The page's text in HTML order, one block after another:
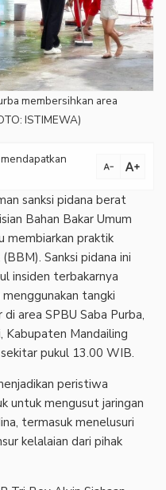
membersihkan area
ISTIMEWA)
text_decrease text_increase
sanksi pidana berat
Bahan Bakar Umum
membiarkan praktik
Sanksi pidana ini
insiden terbakarnya
tangki
area SPBU Saba Purba,
Kabupaten Mandailing
pukul 13.00 WIB.
peristiwa
untuk mengusut jaringan
termasuk menelusuri
kelalaian dari pihak